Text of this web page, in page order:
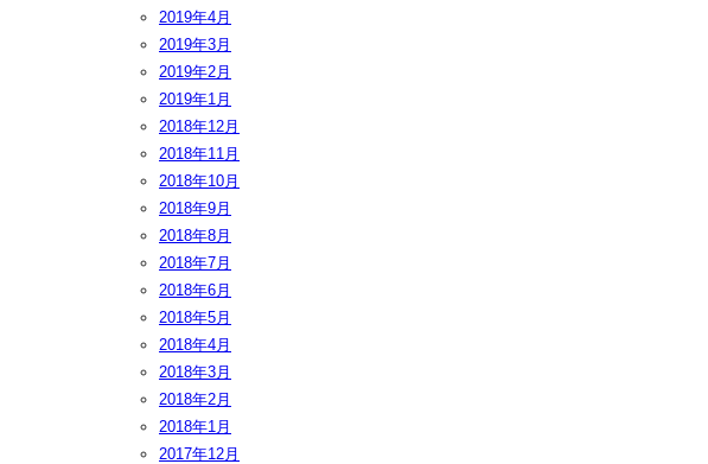
2019年4月
2019年3月
2019年2月
2019年1月
2018年12月
2018年11月
2018年10月
2018年9月
2018年8月
2018年7月
2018年6月
2018年5月
2018年4月
2018年3月
2018年2月
2018年1月
2017年12月